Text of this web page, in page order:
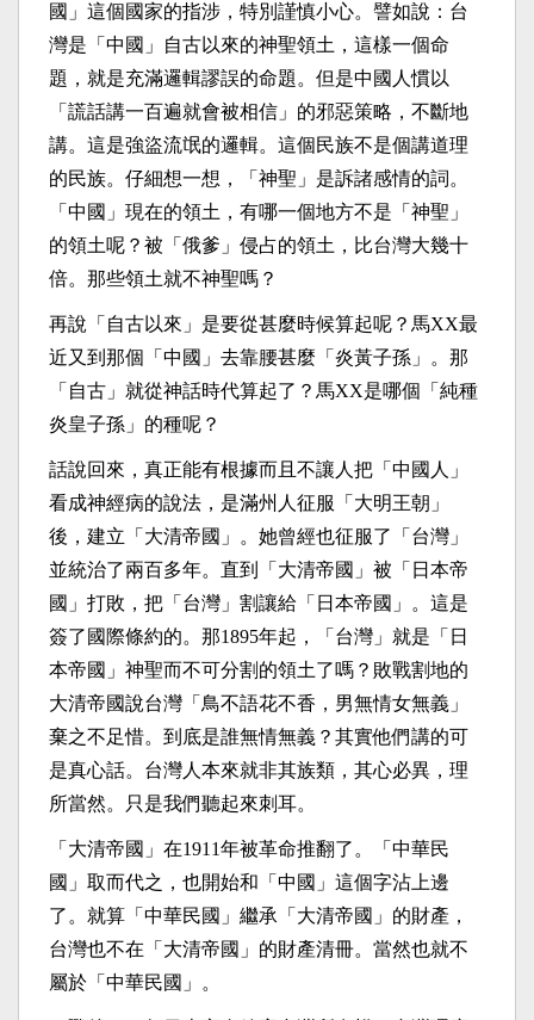
國」這個國家的指涉，特別謹慎小心。譬如說：台
灣是「中國」自古以來的神聖領土，這樣一個命
題，就是充滿邏輯謬誤的命題。但是中國人慣以
「謊話講一百遍就會被相信」的邪惡策略，不斷地
講。這是強盜流氓的邏輯。這個民族不是個講道理
的民族。仔細想一想，「神聖」是訴諸感情的詞。
「中國」現在的領土，有哪一個地方不是「神聖」
的領土呢？被「俄爹」侵占的領土，比台灣大幾十
倍。那些領土就不神聖嗎？
再說「自古以來」是要從甚麼時候算起呢？馬XX最
近又到那個「中國」去靠腰甚麼「炎黃子孫」。那
「自古」就從神話時代算起了？馬XX是哪個「純種
炎皇子孫」的種呢？
話說回來，真正能有根據而且不讓人把「中國人」
看成神經病的說法，是滿州人征服「大明王朝」
後，建立「大清帝國」。她曾經也征服了「台灣」
並統治了兩百多年。直到「大清帝國」被「日本帝
國」打敗，把「台灣」割讓給「日本帝國」。這是
簽了國際條約的。那1895年起，「台灣」就是「日
本帝國」神聖而不可分割的領土了嗎？敗戰割地的
大清帝國說台灣「鳥不語花不香，男無情女無義」
棄之不足惜。到底是誰無情無義？其實他們講的可
是真心話。台灣人本來就非其族類，其心必異，理
所當然。只是我們聽起來刺耳。
「大清帝國」在1911年被革命推翻了。「中華民
國」取而代之，也開始和「中國」這個字沾上邊
了。就算「中華民國」繼承「大清帝國」的財產，
台灣也不在「大清帝國」的財產清冊。當然也就不
屬於「中華民國」。